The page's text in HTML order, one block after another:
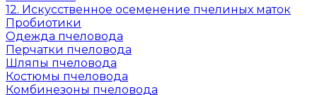
12. Искусственное осеменение пчелиных маток
Пробиотики
Одежда пчеловода
Перчатки пчеловода
Шляпы пчеловода
Костюмы пчеловода
Комбинезоны пчеловода